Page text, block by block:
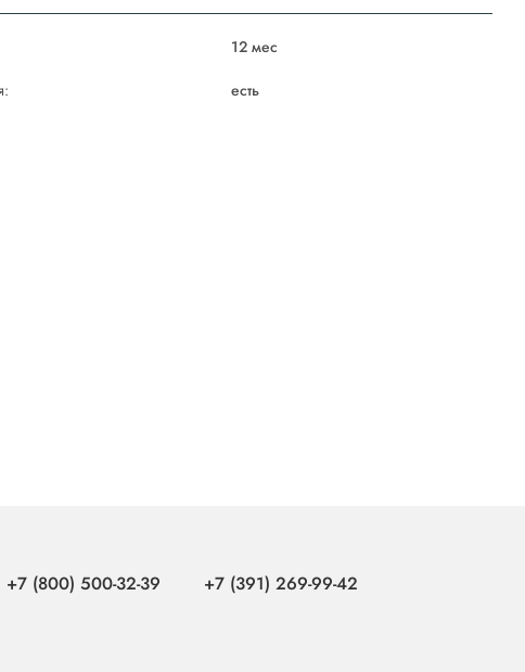
12 мес
есть
+7 (800) 500-32-39 +7 (391) 269-99-42